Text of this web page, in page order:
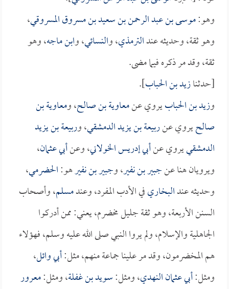
وهو:موسى بن عبد الرحمن بن سعيد بن مسروق المسروقي،
وهو ثقة، وحديثه عندالترمذي، والنسائي، وابن ماجه، وهو
ثقة، وقد مر ذكره فيما مضى.
[حدثنازيد بن الحباب].
وزيد بن الحبابيروي عنمعاوية بن صالح، ومعاوية بن
صالحيروي عنربيعة بن يزيد الدمشقي، وربيعة بن يزيد
الدمشقييروي عنأبي إدريس الخولاني، وعنأبي عثمان،
ويرويان هنا عنجبير بن نفير، وجبير بن نفيرهو:الحضرمي،
وحديثه عندالبخاريفي الأدب المفرد، وعندمسلم، وأصحاب
السنن الأربعة، وهو ثقة جليل مخضرم، يعني: ممن أدركوا
الجاهلية والإسلام، ولم يروا النبي صلى الله عليه وسلم، فهؤلاء
هم المخضرمون، وقد مر علينا جماعة منهم، مثل:أبي وائل،
ومثل:أبي عثمان النهدي، ومثل:سويد بن غفلة، ومثل:معرور